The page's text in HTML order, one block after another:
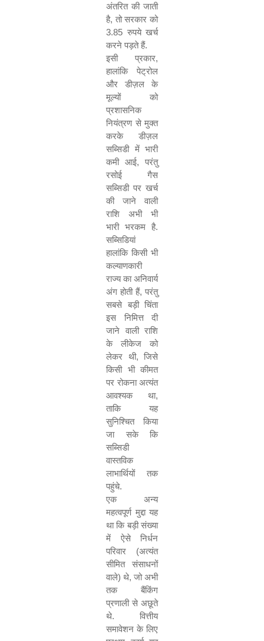
अंतरित की जाती
है, तो सरकार को
3.85 रुपये खर्च
करने पड़ते हैं.
इसी प्रकार,
हालांकि पेट्रोल
और डीज़ल के
मूल्यों को
प्रशासनिक
नियंत्रण से मुक्त
करके डीज़ल
सब्सिडी में भारी
कमी आई, परंतु
रसोई गैस
सब्सिडी पर खर्च
की जाने वाली
राशि अभी भी
भारी भरकम है.
सब्सिडियां
हालांकि किसी भी
कल्याणकारी
राज्य का अनिवार्य
अंग होती हैं, परंतु
सबसे बड़ी चिंता
इस निमित्त दी
जाने वाली राशि
के लीकेज को
लेकर थी, जिसे
किसी भी कीमत
पर रोकना अत्यंत
आवश्यक था,
ताकि यह
सुनिश्चित किया
जा सके कि
सब्सिडी
वास्तविक
लाभार्थियों तक
पहुंचे.
एक अन्य
महत्वपूर्ण मुद्दा यह
था कि बड़ी संख्या
में ऐसे निर्धन
परिवार (अत्यंत
सीमित संसाधनों
वाले) थे, जो अभी
तक बैंकिंग
प्रणाली से अछूते
थे. वित्तीय
समावेशन के लिए